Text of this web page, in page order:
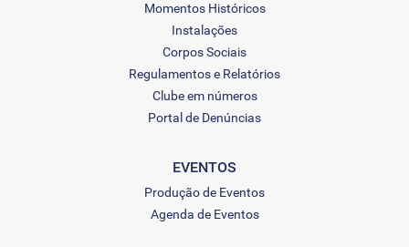
Momentos Históricos
Instalações
Corpos Sociais
Regulamentos e Relatórios
Clube em números
Portal de Denúncias
EVENTOS
Produção de Eventos
Agenda de Eventos